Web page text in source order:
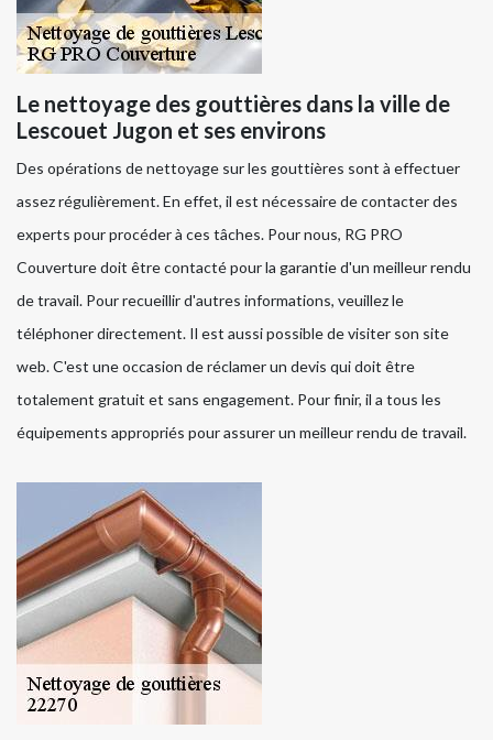
Le nettoyage des gouttières dans la ville de
Lescouet Jugon et ses environs
Des opérations de nettoyage sur les gouttières sont à effectuer
assez régulièrement. En effet, il est nécessaire de contacter des
experts pour procéder à ces tâches. Pour nous, RG PRO
Couverture doit être contacté pour la garantie d'un meilleur rendu
de travail. Pour recueillir d'autres informations, veuillez le
téléphoner directement. Il est aussi possible de visiter son site
web. C'est une occasion de réclamer un devis qui doit être
totalement gratuit et sans engagement. Pour finir, il a tous les
équipements appropriés pour assurer un meilleur rendu de travail.